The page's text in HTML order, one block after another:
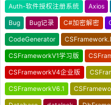
Auth-软件授权注册系统 Axios
Bug Bug记录 C#加密解密
CodeGenerator
CSFrameworkV1学习版
CSFrameworkV4企业版
CSFrameworkV6.1